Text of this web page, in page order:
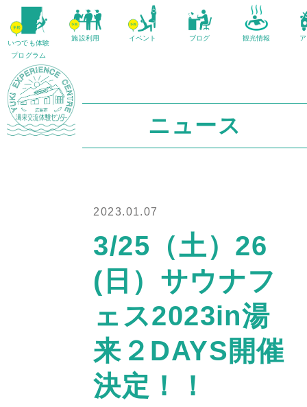
いつでも体験
プログラム
施設利用 イベント ブログ 観光情報
ニュース
2023.01.07
3/25（土）26
(日）サウナフ
ェス2023in湯
来２DAYS開催
決定！！